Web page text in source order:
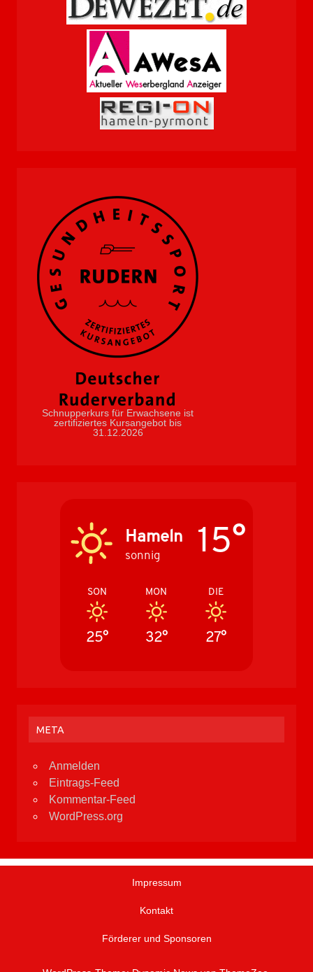
Schnupperkurs für Erwachsene ist
zertifiziertes Kursangebot bis
31.12.2026
Hameln
sonnig 15°
SON
25°
MON
32°
DIE
27°
META
Anmelden
Eintrags-Feed
Kommentar-Feed
WordPress.org
Impressum
Kontakt
Förderer und Sponsoren